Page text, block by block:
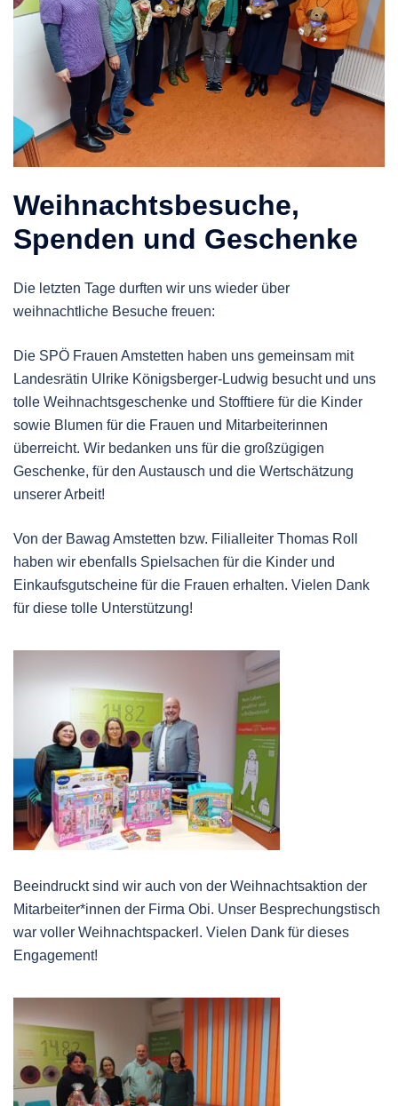
Weihnachtsbesuche,
Spenden und Geschenke
Die letzten Tage durften wir uns wieder über
weihnachtliche Besuche freuen:
Die SPÖ Frauen Amstetten haben uns gemeinsam mit
Landesrätin Ulrike Königsberger-Ludwig besucht und uns
tolle Weihnachtsgeschenke und Stofftiere für die Kinder
sowie Blumen für die Frauen und Mitarbeiterinnen
überreicht. Wir bedanken uns für die großzügigen
Geschenke, für den Austausch und die Wertschätzung
unserer Arbeit!
Von der Bawag Amstetten bzw. Filialleiter Thomas Roll
haben wir ebenfalls Spielsachen für die Kinder und
Einkaufsgutscheine für die Frauen erhalten. Vielen Dank
für diese tolle Unterstützung!
Beeindruckt sind wir auch von der Weihnachtsaktion der
Mitarbeiter*innen der Firma Obi. Unser Besprechungstisch
war voller Weihnachtspackerl. Vielen Dank für dieses
Engagement!